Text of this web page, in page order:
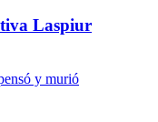
Laspiur